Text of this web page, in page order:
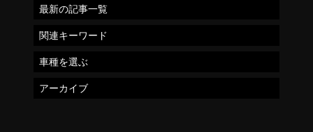
最新の記事一覧
関連キーワード
車種を選ぶ
アーカイブ